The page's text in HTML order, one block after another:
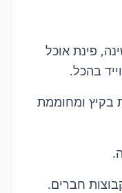
6 חדרי שינה, פינת אוכל
בהכל.
בקיץ ומחוממת
חברים.